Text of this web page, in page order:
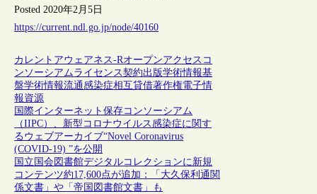
Posted 2020年2月5日
https://current.ndl.go.jp/node/40160
カレントアウェアネス-Rオープンアクセス コ
ンソーシアムライセンス契約出版学術情報基
盤学術情報流通感染症相互貸借著作権電子情
報資源
国際インターネット保存コンソーシアム
（IIPC）、新型コロナウイルス感染症に関す
るウェブアーカイブ“Novel Coronavirus
(COVID-19) ”を公開
国立国会図書館デジタルコレクションに新規
コンテンツ約17,600点が追加：「大久保利通関
係文書」や「帝国図書館文書」も